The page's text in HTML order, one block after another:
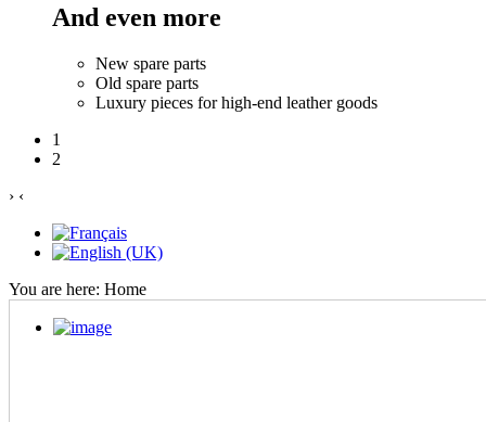
And even more
New spare parts
Old spare parts
Luxury pieces for high-end leather goods
1
2
› ‹
You are here: Home